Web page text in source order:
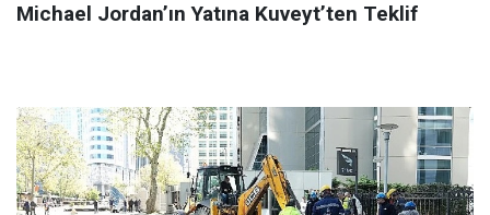
Michael Jordan’ın Yatına Kuveyt’ten Teklif